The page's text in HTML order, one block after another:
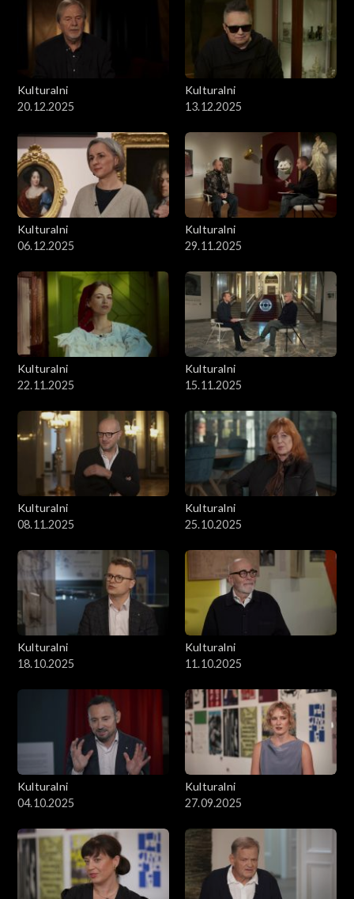
Kulturalni
20.12.2025
Kulturalni
13.12.2025
Kulturalni
06.12.2025
Kulturalni
29.11.2025
Kulturalni
22.11.2025
Kulturalni
15.11.2025
Kulturalni
08.11.2025
Kulturalni
25.10.2025
Kulturalni
18.10.2025
Kulturalni
11.10.2025
Kulturalni
04.10.2025
Kulturalni
27.09.2025